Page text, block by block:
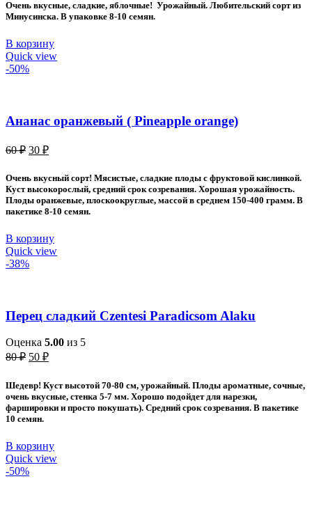
60 ₽.
Очень вкусные, сладкие, яблочные! Урожайный. Любительский сорт из
Минусинска. В упаковке 8-10 семян.
В корзину
Quick view
-50%
Ананас оранжевый ( Pineapple orange)
60₽ Первоначальная
составляла
60 ₽.
30 ₽Текущая
30 ₽.
Очень вкусный сорт! Мясистые, сладкие плоды с фруктовой кислинкой.
Куст высокорослый, средний срок созревания. Хорошая урожайность.
Плоды оранжевые, плоскоокруглые, массой в среднем 150-400 грамм. В
пакетике 8-10 семян.
В корзину
Quick view
-38%
Перец сладкий Czentesi Paradicsom Alaku
Оценка 5.00 из 5
80₽ Первоначальная
80 ₽.
50 ₽Текущая
50 ₽.
Шедевр! Куст высотой 70-80 см, урожайный. Плоды ароматные, сочные,
очень вкусные, стенка 5-7 мм. Хорошо подойдет для нарезки,
фаршировки и просто покушать). Средний срок созревания. В пакетике
10 семян.
В корзину
Quick view
-50%